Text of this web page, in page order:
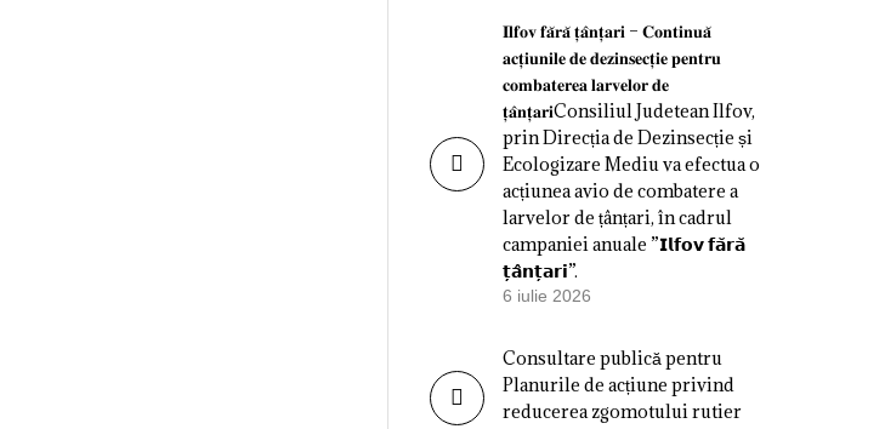
𝐈𝐥𝐟𝐨𝐯 𝐟𝐚̆𝐫𝐚̆ 𝐭̦𝐚̂𝐧𝐭̦𝐚𝐫𝐢 – 𝐂𝐨𝐧𝐭𝐢𝐧𝐮𝐚̆
𝐚𝐜𝐭̦𝐢𝐮𝐧𝐢𝐥𝐞 𝐝𝐞 𝐝𝐞𝐳𝐢𝐧𝐬𝐞𝐜𝐭̦𝐢𝐞 𝐩𝐞𝐧𝐭𝐫𝐮
𝐜𝐨𝐦𝐛𝐚𝐭𝐞𝐫𝐞𝐚 𝐥𝐚𝐫𝐯𝐞𝐥𝐨𝐫 𝐝𝐞
𝐭̦𝐚̂𝐧𝐭̦𝐚𝐫𝐢Consiliul Judetean Ilfov,
prin Direcția de Dezinsecție și
Ecologizare Mediu va efectua o
acțiunea avio de combatere a
larvelor de țânțari, în cadrul
campaniei anuale ”𝗜𝗹𝗳𝗼𝘃 𝗳𝗮̆𝗿𝗮̆
𝘁̦𝗮̂𝗻𝘁̦𝗮𝗿𝗶”.
6 iulie 2026
Consultare publică pentru
Planurile de acțiune privind
reducerea zgomotului rutier